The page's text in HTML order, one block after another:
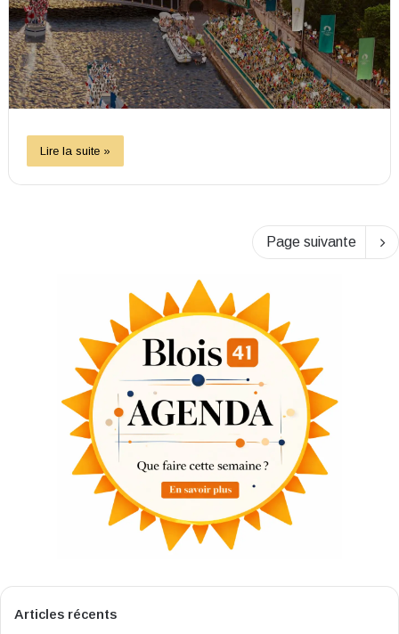
Lire la suite »
Page suivante
Articles récents